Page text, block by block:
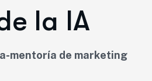
la IA
mentoría de marketing